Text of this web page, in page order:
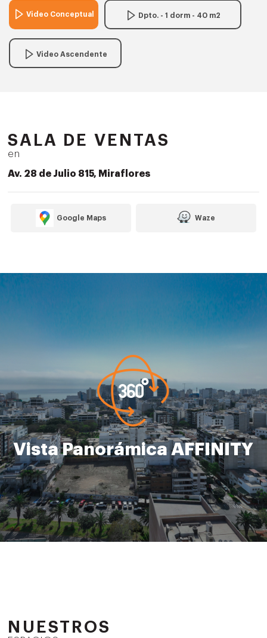
Video Conceptual Dpto. - 1 dorm - 40 m2
Video Ascendente
SALA DE VENTAS
en
Av. 28 de Julio 815, Miraflores
Google Maps Waze
Vista Panorámica AFFINITY
NUESTROS